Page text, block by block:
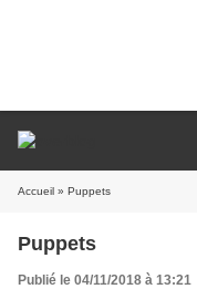
Accueil » Puppets
Puppets
Publié le 04/11/2018 à 13:21